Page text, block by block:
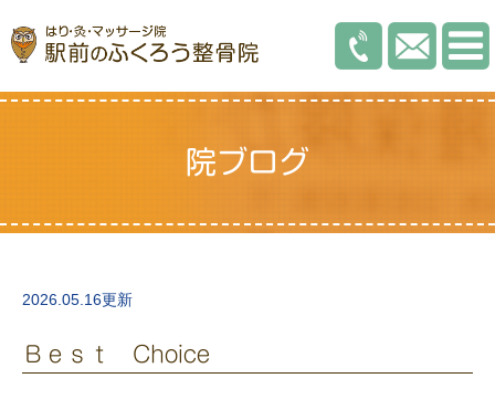
院ブログ
2026.05.16更新
Ｂｅｓｔ Choice